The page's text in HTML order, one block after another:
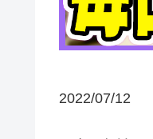
2022/07/12